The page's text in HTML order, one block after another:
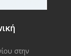
στην